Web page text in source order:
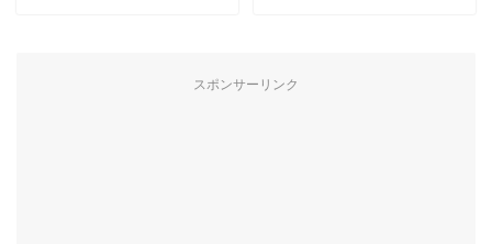
スポンサーリンク